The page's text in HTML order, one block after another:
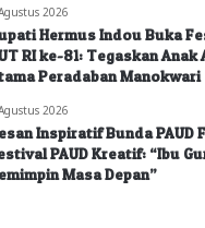
2026
Hermus Indou Buka
RI ke-81: Tegaskan
Peradaban Manokwari
2026
Inspiratif Bunda PAUD
PAUD Kreatif: “Ibu
Masa Depan”